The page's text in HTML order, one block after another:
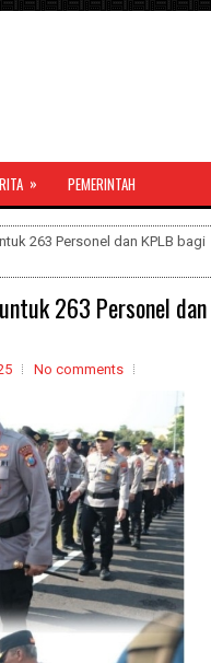
» PEMERINTAH
263 Personel dan KPLB bagi
263 Personel dan
No comments